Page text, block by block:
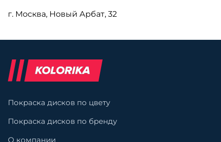
г. Москва, Новый Арбат, 32
Покраска дисков по цвету
Покраска дисков по бренду
О компании